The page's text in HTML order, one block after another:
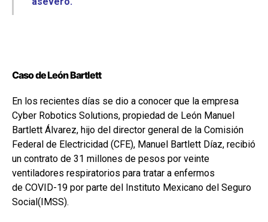
Caso de León Bartlett
En los recientes días se dio a conocer que la empresa
Cyber Robotics Solutions, propiedad de León Manuel
Bartlett Álvarez, hijo del director general de la Comisión
Federal de Electricidad (CFE), Manuel Bartlett Díaz, recibió
un contrato de 31 millones de pesos por veinte
ventiladores respiratorios para tratar a enfermos
de COVID-19 por parte del Instituto Mexicano del Seguro
Social(IMSS).